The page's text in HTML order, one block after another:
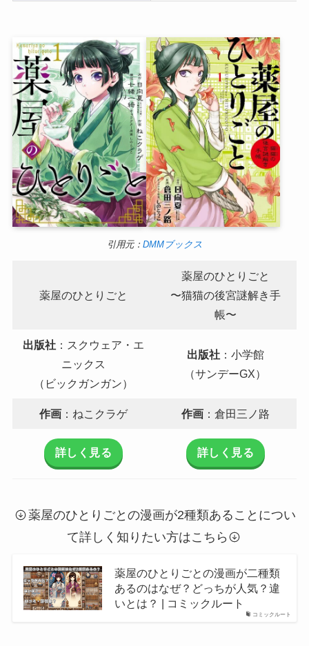
引用元： DMMブックス
薬屋のひとりごと
薬屋のひとりごと
〜猫猫の後宮謎解き手
帳〜
出版社：スクウェア・エ
ニックス
（ビックガンガン）
出版社：小学館
（サンデーGX）
作画：ねこクラゲ 作画：倉田三ノ路
詳しく見る 詳しく見る
薬屋のひとりごとの漫画が2種類あることについ
て詳しく知りたい方はこちら
コミックルート
薬屋のひとりごとの漫画が二種類
あるのはなぜ？どっちが人気？違
いとは？ | コミックルート